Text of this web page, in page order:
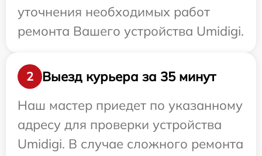
уточнения необходимых работ
ремонта Вашего устройства Umidigi.
2
Выезд курьера за 35 минут
Наш мастер приедет по указанному
адресу для проверки устройства
Umidigi. В случае сложного ремонта